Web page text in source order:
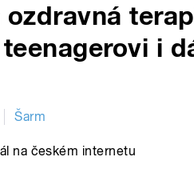
ozdravná
i
Šarm
na českém internetu